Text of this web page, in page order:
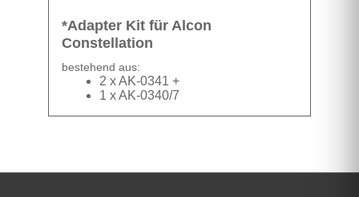
*Adapter Kit für Alcon
Constellation
bestehend aus:
2 x AK-0341 +
1 x AK-0340/7